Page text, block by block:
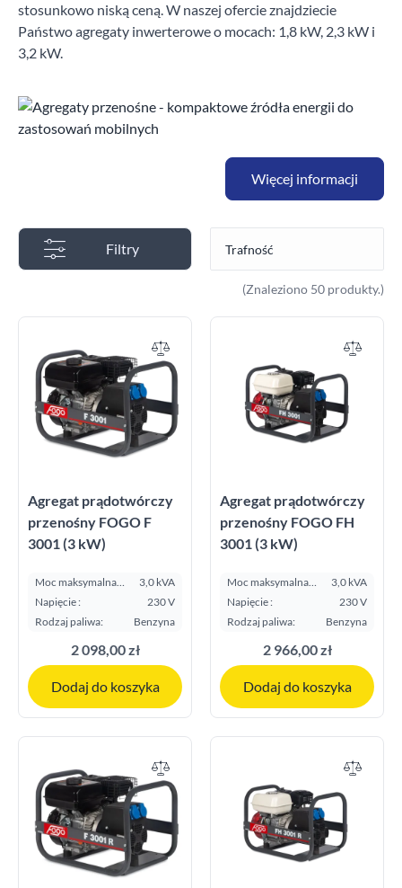
Vanguard 14
kVA - kVA
A -
Wykonanie
Otwarty IP54 4
Z modułem spawalniczym 3
Zabudowany 6
230 V 27
400 V 23
Częstotliwość
50 Hz 50
stosunkowo niską ceną. W naszej ofercie znajdziecie
Państwo agregaty inwerterowe o mocach: 1,8 kW, 2,3 kW i
3,2 kW.
Więcej informacji
Filtry
(Znaleziono 50 produkty.)
Agregat prądotwórczy
przenośny FOGO F
3001 (3 kW)
Moc maksymalna
E.S.P. kVA:
3,0 kVA
Napięcie :
230 V
Rodzaj paliwa:
Benzyna
2 098,00 zł
Dodaj do koszyka
Agregat prądotwórczy
przenośny FOGO FH
3001 (3 kW)
Moc maksymalna
E.S.P. kVA:
3,0 kVA
Napięcie :
230 V
Rodzaj paliwa:
Benzyna
2 966,00 zł
Dodaj do koszyka